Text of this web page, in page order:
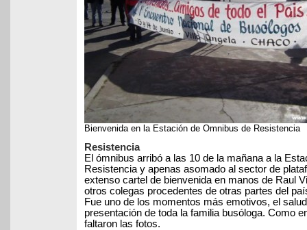
Bienvenida en la Estación de Omnibus de Resistencia
Resistencia
El ómnibus arribó a las 10 de la mañana a la
Resistencia y apenas asomado al sector de
extenso cartel de bienvenida en manos de Raul
otros colegas procedentes de otras partes del
Fue uno de los momentos más emotivos, el
presentación de toda la familia busóloga. Como
faltaron las fotos.